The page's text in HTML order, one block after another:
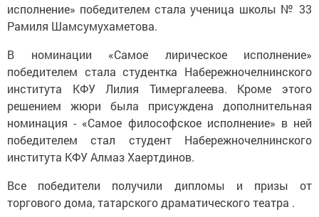
исполнение» победителем стала ученица школы № 33
Рамиля Шамсумухаметова.
В номинации «Самое лирическое исполнение»
победителем стала студентка Набережночелнинского
института КФУ Лилия Тимергалеева. Кроме этого
решением жюри была присуждена дополнительная
номинация - «Самое философское исполнение» в ней
победителем стал студент Набережночелнинского
института КФУ Алмаз Хаертдинов.
Все победители получили дипломы и призы от
торгового дома, татарского драматического театра .